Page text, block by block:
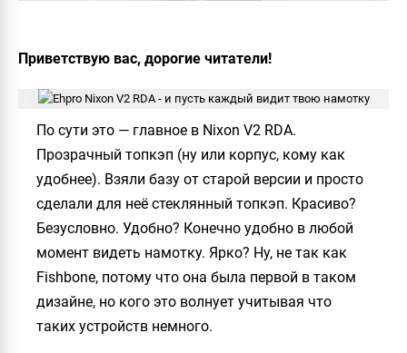
Приветствую вас, дорогие читатели!
По сути это — главное в Nixon V2 RDA.
Прозрачный топкэп (ну или корпус, кому как
удобнее). Взяли базу от старой версии и просто
сделали для неё стеклянный топкэп. Красиво?
Безусловно. Удобно? Конечно удобно в любой
момент видеть намотку. Ярко? Ну, не так как
Fishbone, потому что она была первой в таком
дизайне, но кого это волнует учитывая что
таких устройств немного.